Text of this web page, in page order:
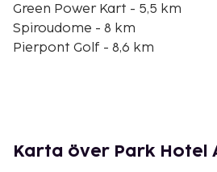
Green Power Kart - 5,5 km
Spiroudome - 8 km
Pierpont Golf - 8,6 km
Basilikan St-Christophe - 9,4
Karta över Park Hotel